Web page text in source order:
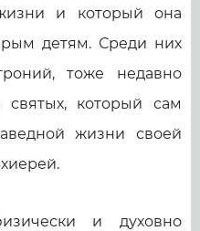
и который она
детям. Среди них
тоже недавно
который сам
жизни своей
и духовно